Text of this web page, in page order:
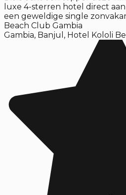
luxe 4-sterren hotel direct
een geweldige single
Beach Club Gambia
Gambia, Banjul , Hotel Kololi